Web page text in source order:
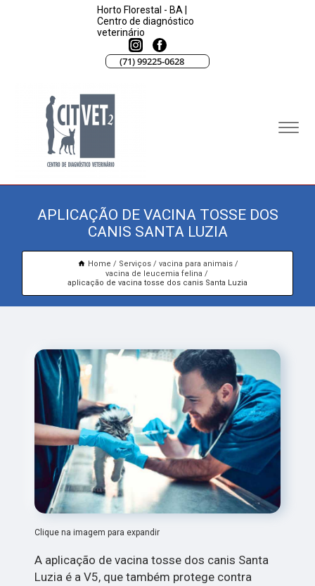
Horto Florestal - BA |
Centro de diagnóstico
veterinário
(71) 99225-0628
APLICAÇÃO DE VACINA TOSSE DOS
CANIS SANTA LUZIA
Home Serviços
vacina para animais
vacina de leucemia felina
aplicação de vacina tosse dos canis Santa Luzia
Clique na imagem para expandir
A aplicação de vacina tosse dos canis Santa
Luzia é a V5, que também protege contra